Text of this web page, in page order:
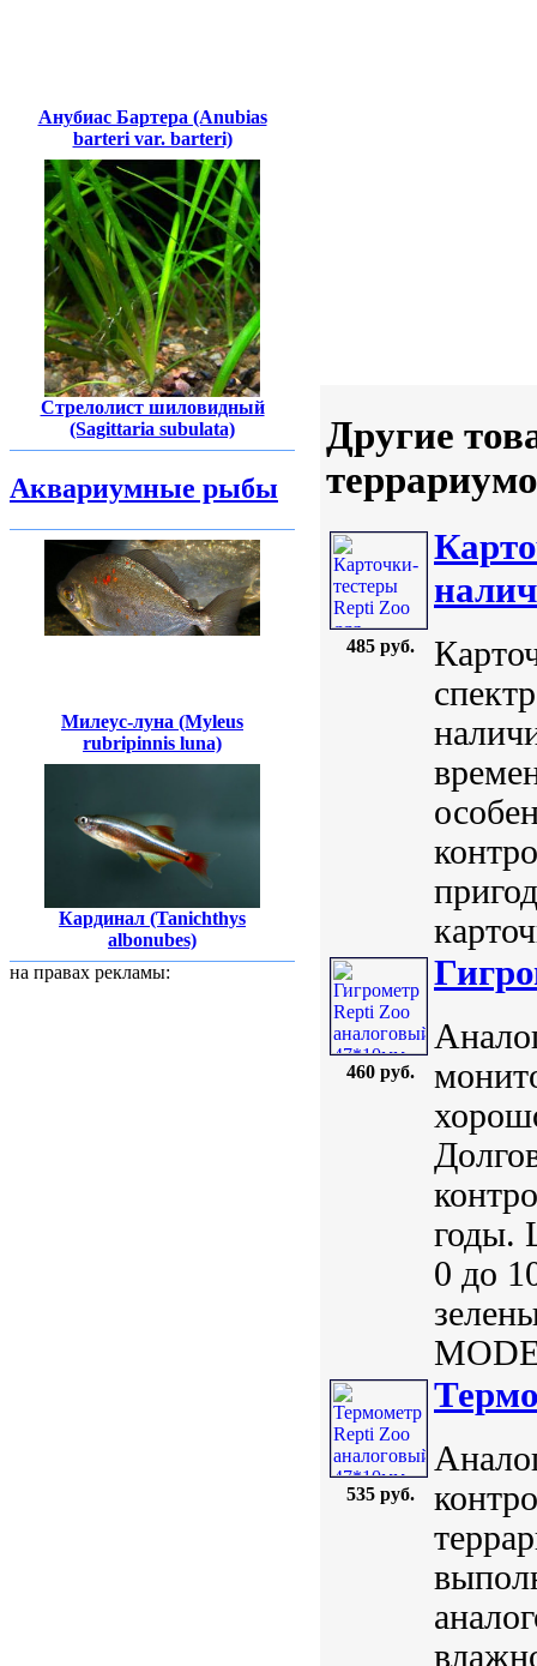
Анубиас Бартера (Anubias
barteri var. barteri)
Стрелолист шиловидный
(Sagittaria subulata)
Аквариумные рыбы
Милеус-луна (Myleus
rubripinnis luna)
Кардинал (Tanichthys
albonubes)
на правах рекламы:
Другие
485 руб.
460 руб.
годы.
0 до
535 руб.